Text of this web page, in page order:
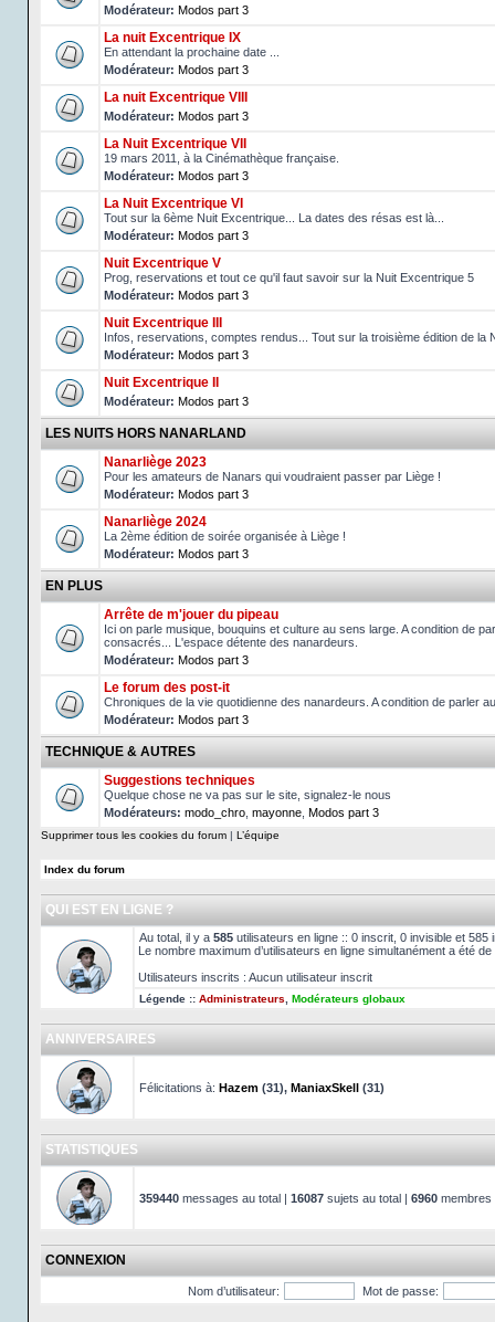
Modérateur: Modos part 3
La nuit Excentrique IX
En attendant la prochaine date ...
Modérateur: Modos part 3
La nuit Excentrique VIII
Modérateur: Modos part 3
La Nuit Excentrique VII
19 mars 2011, à la Cinémathèque française.
Modérateur: Modos part 3
La Nuit Excentrique VI
Tout sur la 6ème Nuit Excentrique... La dates des résas est là...
Modérateur: Modos part 3
Nuit Excentrique V
Prog, reservations et tout ce qu'il faut savoir sur la Nuit Excentrique 5
Modérateur: Modos part 3
Nuit Excentrique III
Infos, reservations, comptes rendus... Tout sur la troisième édition de la
Modérateur: Modos part 3
Nuit Excentrique II
Modérateur: Modos part 3
LES NUITS HORS NANARLAND
Nanarliège 2023
Pour les amateurs de Nanars qui voudraient passer par Liège !
Modérateur: Modos part 3
Nanarliège 2024
La 2ème édition de soirée organisée à Liège !
Modérateur: Modos part 3
EN PLUS
Arrête de m'jouer du pipeau
Ici on parle musique, bouquins et culture au sens large. A condition de
consacrés... L'espace détente des nanardeurs.
Modérateur: Modos part 3
Le forum des post-it
Chroniques de la vie quotidienne des nanardeurs. A condition de parler
Modérateur: Modos part 3
TECHNIQUE & AUTRES
Suggestions techniques
Quelque chose ne va pas sur le site, signalez-le nous
Modérateurs: modo_chro mayonne Modos part 3
Supprimer tous les cookies du forum | L’équipe
Index du forum
QUI EST EN LIGNE ?
Au total, il y a 585 utilisateurs en ligne :: 0 inscrit, 0 invisible et
Le nombre maximum d’utilisateurs en ligne simultanément a été de
Utilisateurs inscrits : Aucun utilisateur inscrit
Légende :: Administrateurs Modérateurs globaux
ANNIVERSAIRES
Félicitations à: Hazem (31), ManiaxSkell (31)
STATISTIQUES
359440 messages au total | 16087 sujets au total | 6960 membres
CONNEXION
Nom d’utilisateur: Mot de passe: